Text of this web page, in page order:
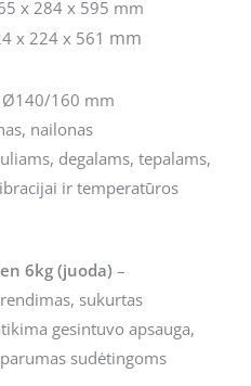
x 284 x 595 mm
x 224 x 561 mm
Ø140/160 mm
nailonas
degalams, tepalams,
ir temperatūros
6kg (juoda) –
sukurtas
gesintuvo apsauga,
sudėtingoms